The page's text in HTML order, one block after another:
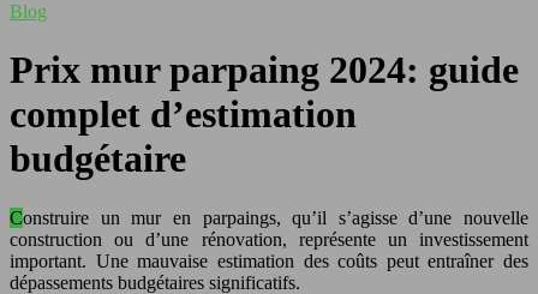
Blog
Prix mur parpaing 2024: guide
complet d’estimation
budgétaire
Construire un mur en parpaings, qu’il s’agisse d’une nouvelle
construction ou d’une rénovation, représente un investissement
important. Une mauvaise estimation des coûts peut entraîner des
dépassements budgétaires significatifs.